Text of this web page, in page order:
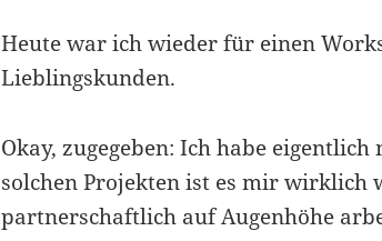
Heute war ich wieder für einen
Lieblingskunden.
Okay, zugegeben: Ich habe
solchen Projekten ist es mir wirklich
partnerschaftlich auf Augenhöhe